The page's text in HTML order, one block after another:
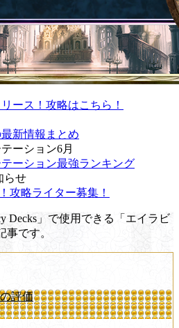
ース！攻略はこちら！
新情報まとめ
ーション6月
ーション最強ランキング
らせ
攻略ライター募集！
Decks」で使用できる「エイラビ
です。
評価